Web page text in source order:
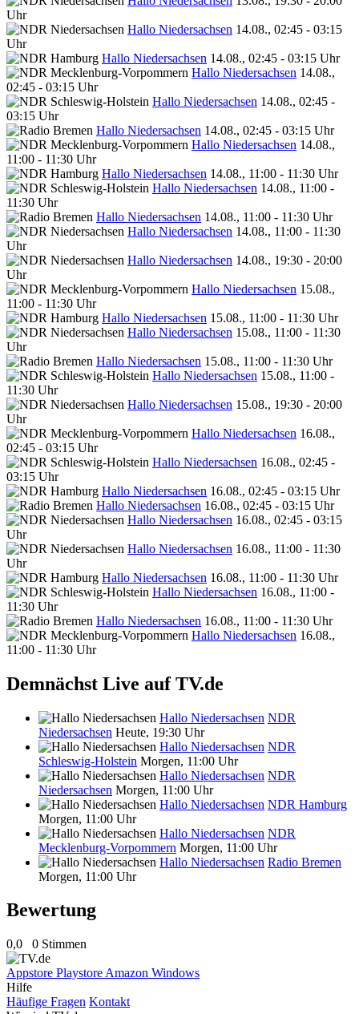
Uhr
Hallo Niedersachsen 14.08., 02:45 - 03:15
Uhr
Hallo Niedersachsen 14.08., 02:45 - 03:15 Uhr
Hallo Niedersachsen 14.08.,
02:45 - 03:15 Uhr
Hallo Niedersachsen 14.08., 02:45 -
03:15 Uhr
Hallo Niedersachsen 14.08., 02:45 - 03:15 Uhr
Hallo Niedersachsen 14.08.,
11:00 - 11:30 Uhr
Hallo Niedersachsen 14.08., 11:00 - 11:30 Uhr
Hallo Niedersachsen 14.08., 11:00 -
11:30 Uhr
Hallo Niedersachsen 14.08., 11:00 - 11:30 Uhr
Hallo Niedersachsen 14.08., 11:00 - 11:30
Uhr
Hallo Niedersachsen 14.08., 19:30 - 20:00
Uhr
Hallo Niedersachsen 15.08.,
11:00 - 11:30 Uhr
Hallo Niedersachsen 15.08., 11:00 - 11:30 Uhr
Hallo Niedersachsen 15.08., 11:00 - 11:30
Uhr
Hallo Niedersachsen 15.08., 11:00 - 11:30 Uhr
Hallo Niedersachsen 15.08., 11:00 -
11:30 Uhr
Hallo Niedersachsen 15.08., 19:30 - 20:00
Uhr
Hallo Niedersachsen 16.08.,
02:45 - 03:15 Uhr
Hallo Niedersachsen 16.08., 02:45 -
03:15 Uhr
Hallo Niedersachsen 16.08., 02:45 - 03:15 Uhr
Hallo Niedersachsen 16.08., 02:45 - 03:15 Uhr
Hallo Niedersachsen 16.08., 02:45 - 03:15
Uhr
Hallo Niedersachsen 16.08., 11:00 - 11:30
Uhr
Hallo Niedersachsen 16.08., 11:00 - 11:30 Uhr
Hallo Niedersachsen 16.08., 11:00 -
11:30 Uhr
Hallo Niedersachsen 16.08., 11:00 - 11:30 Uhr
Hallo Niedersachsen 16.08.,
11:00 - 11:30 Uhr
Demnächst Live auf TV.de
Hallo Niedersachsen NDR
Niedersachsen Heute, 19:30 Uhr
Hallo Niedersachsen NDR
Schleswig-Holstein Morgen, 11:00 Uhr
Hallo Niedersachsen NDR
Niedersachsen Morgen, 11:00 Uhr
Hallo Niedersachsen NDR Hamburg
Morgen, 11:00 Uhr
Hallo Niedersachsen NDR
Mecklenburg-Vorpommern Morgen, 11:00 Uhr
Hallo Niedersachsen Radio Bremen
Morgen, 11:00 Uhr
Bewertung
0,0 0 Stimmen
Appstore Playstore Amazon Windows
Hilfe
Häufige Fragen Kontakt